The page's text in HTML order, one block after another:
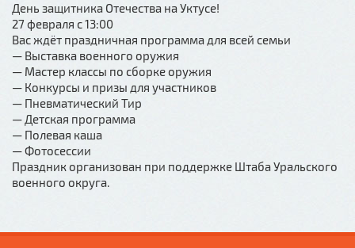
День защитника Отечества на Уктусе!
27 февраля с 13:00
Вас ждёт праздничная программа для всей семьи
— Выставка военного оружия
— Мастер классы по сборке оружия
— Конкурсы и призы для участников
— Пневматический Тир
— Детская программа
— Полевая каша
— Фотосессии
Праздник организован при поддержке Штаба Уральского
военного округа.